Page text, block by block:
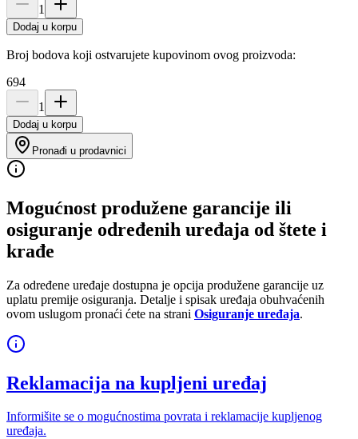
1
Dodaj u korpu
Broj bodova koji ostvarujete kupovinom ovog proizvoda:
694
1
Dodaj u korpu
Pronađi u prodavnici
Mogućnost produžene garancije ili
osiguranje određenih uređaja od štete i
krađe
Za određene uređaje dostupna je opcija produžene garancije uz
uplatu premije osiguranja. Detalje i spisak uređaja obuhvaćenih
ovom uslugom pronaći ćete na strani Osiguranje uređaja.
Reklamacija na kupljeni uređaj
Informišite se o mogućnostima povrata i reklamacije kupljenog
uređaja.